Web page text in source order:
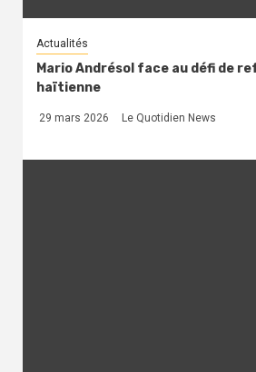
Actualités
Mario Andrésol face au défi de
haïtienne
29 mars 2026 Le Quotidien News